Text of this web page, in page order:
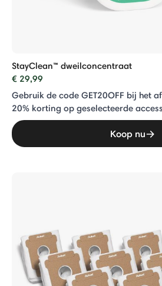
StayClean™ dweilconcentraat
€ 29,99
Gebruik de code GET20OFF bij het
20% ​​korting op geselecteerde
Koop nu